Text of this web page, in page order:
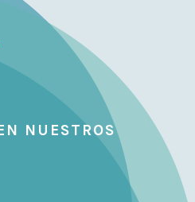
NUESTROS